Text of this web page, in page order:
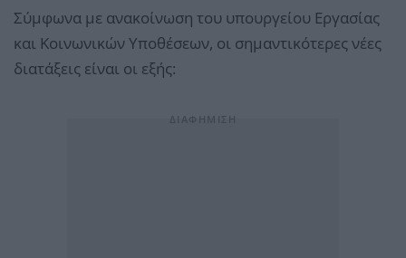
Σύμφωνα με ανακοίνωση του υπουργείου Εργασίας
και Κοινωνικών Υποθέσεων, οι σημαντικότερες νέες
διατάξεις είναι οι εξής: